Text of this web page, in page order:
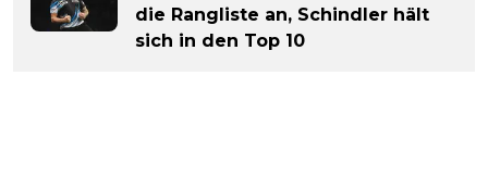
die Rangliste an, Schindler hält
sich in den Top 10